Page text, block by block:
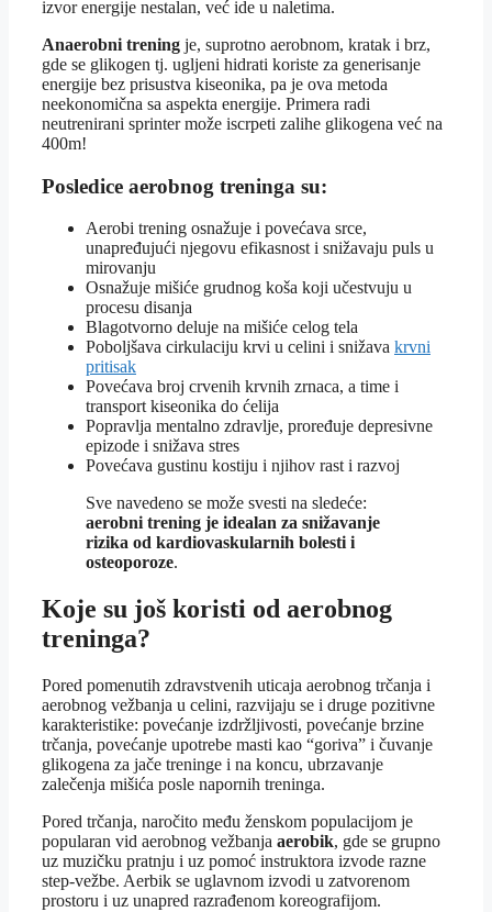
izvor energije nestalan, već ide u naletima.
Anaerobni trening je, suprotno aerobnom, kratak i brz,
gde se glikogen tj. ugljeni hidrati koriste za generisanje
energije bez prisustva kiseonika, pa je ova metoda
neekonomična sa aspekta energije. Primera radi
neutrenirani sprinter može iscrpeti zalihe glikogena već na
400m!
Posledice aerobnog treninga su:
Aerobi trening osnažuje i povećava srce,
unapređujući njegovu efikasnost i snižavaju puls u
mirovanju
Osnažuje mišiće grudnog koša koji učestvuju u
procesu disanja
Blagotvorno deluje na mišiće celog tela
Poboljšava cirkulaciju krvi u celini i snižava krvni
pritisak
Povećava broj crvenih krvnih zrnaca, a time i
transport kiseonika do ćelija
Popravlja mentalno zdravlje, proređuje depresivne
epizode i snižava stres
Povećava gustinu kostiju i njihov rast i razvoj
Sve navedeno se može svesti na sledeće:
aerobni trening je idealan za snižavanje
rizika od kardiovaskularnih bolesti i
osteoporoze.
Koje su još koristi od aerobnog
treninga?
Pored pomenutih zdravstvenih uticaja aerobnog trčanja i
aerobnog vežbanja u celini, razvijaju se i druge pozitivne
karakteristike: povećanje izdržljivosti, povećanje brzine
trčanja, povećanje upotrebe masti kao “goriva” i čuvanje
glikogena za jače treninge i na koncu, ubrzavanje
zalečenja mišića posle napornih treninga.
Pored trčanja, naročito među ženskom populacijom je
popularan vid aerobnog vežbanja aerobik, gde se grupno
uz muzičku pratnju i uz pomoć instruktora izvode razne
step-vežbe. Aerbik se uglavnom izvodi u zatvorenom
prostoru i uz unapred razrađenom koreografijom.